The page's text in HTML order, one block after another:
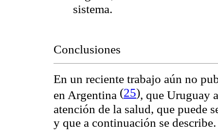
sistema.
Conclusiones
En un reciente trabajo aún no
en Argentina (25), que Uruguay
atención de la salud, que puede
y que a continuación se describe.